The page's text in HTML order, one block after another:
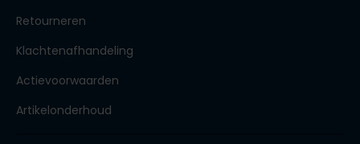
Retourneren
Klachtenafhandeling
Actievoorwaarden
Artikelonderhoud